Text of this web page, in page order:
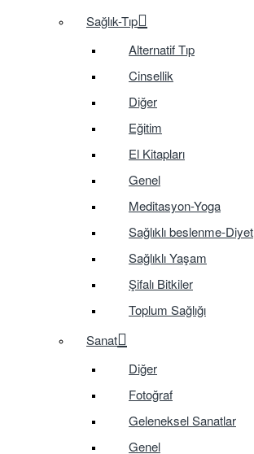
Sağlık-Tıp
Alternatif Tıp
Cinsellik
Diğer
Eğitim
El Kitapları
Genel
Meditasyon-Yoga
Sağlıklı beslenme-Diyet
Sağlıklı Yaşam
Şifalı Bitkiler
Toplum Sağlığı
Sanat
Diğer
Fotoğraf
Geleneksel Sanatlar
Genel